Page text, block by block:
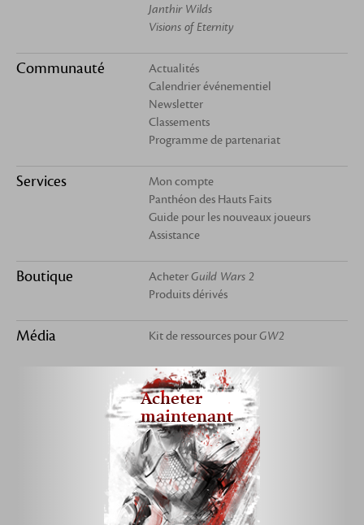
Janthir Wilds
Visions of Eternity
Communauté
Actualités
Calendrier événementiel
Newsletter
Classements
Programme de partenariat
Services
Mon compte
Panthéon des Hauts Faits
Guide pour les nouveaux joueurs
Assistance
Boutique AcheterGuild Wars 2
Produits dérivés
Média Kit de ressources pourGW2
Acheter
maintenant